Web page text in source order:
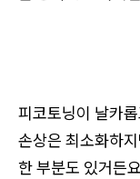
피코토닝이 날카
손상은 최소화하
한 부분도 있거든